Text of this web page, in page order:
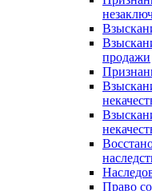
продажи
Право